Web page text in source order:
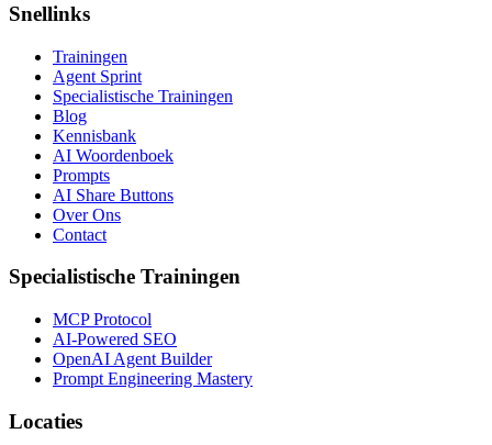
Snellinks
Trainingen
Agent Sprint
Specialistische Trainingen
Blog
Kennisbank
AI Woordenboek
Prompts
AI Share Buttons
Over Ons
Contact
Specialistische Trainingen
MCP Protocol
AI-Powered SEO
OpenAI Agent Builder
Prompt Engineering Mastery
Locaties